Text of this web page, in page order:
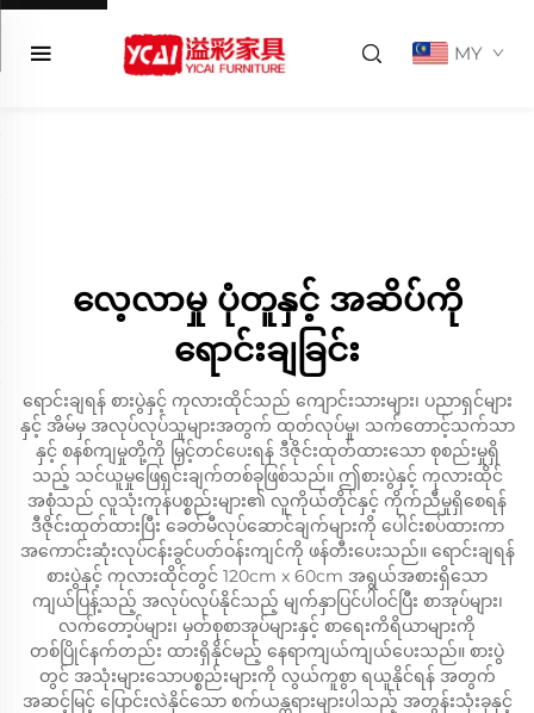
MY
လေ့လာမှု ပုံတူနှင့် အဆိပ်ကို
ရောင်းချခြင်း
ရောင်းချရန် စားပွဲနှင့် ကုလားထိုင်သည် ကျောင်းသားများ၊ ပညာရှင်များ
နှင့် အိမ်မှ အလုပ်လုပ်သူများအတွက် ထုတ်လုပ်မှု၊ သက်တောင့်သက်သာ
နှင့် စနစ်ကျမှုတို့ကို မြှင့်တင်ပေးရန် ဒီဇိုင်းထုတ်ထားသော စုစည်းမှုရှိ
သည့် သင်ယူမှုဖြေရှင်းချက်တစ်ခုဖြစ်သည်။ ဤစားပွဲနှင့် ကုလားထိုင်
အစုံသည် လူသုံးကုန်ပစ္စည်းများ၏ လူကိုယ်တိုင်နှင့် ကိုက်ညီမှုရှိစေရန်
ဒီဇိုင်းထုတ်ထားပြီး ခေတ်မီလုပ်ဆောင်ချက်များကို ပေါင်းစပ်ထားကာ
အကောင်းဆုံးလုပ်ငန်းခွင်ပတ်ဝန်းကျင်ကို ဖန်တီးပေးသည်။ ရောင်းချရန်
စားပွဲနှင့် ကုလားထိုင်တွင် 120cm x 60cm အရွယ်အစားရှိသော
ကျယ်ပြန့်သည့် အလုပ်လုပ်နိုင်သည့် မျက်နှာပြင်ပါဝင်ပြီး စာအုပ်များ၊
လက်တော့ပ်များ၊ မှတ်စုစာအုပ်များနှင့် စာရေးကိရိယာများကို
တစ်ပြိုင်နက်တည်း ထားရှိနိုင်မည့် နေရာကျယ်ကျယ်ပေးသည်။ စားပွဲ
တွင် အသုံးများသောပစ္စည်းများကို လွယ်ကူစွာ ရယူနိုင်ရန် အတွက်
အဆင့်မြင့် ပြောင်းလဲနိုင်သော စက်ယန္တရားများပါသည့် အတွန်းသုံးခုနှင့်